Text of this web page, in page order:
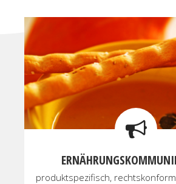
produktspezifisch,